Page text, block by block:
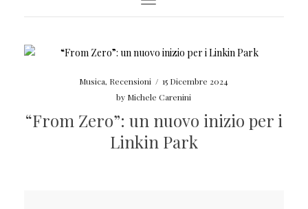
Toggle Navigation
Musica, Recensioni / 15 Dicembre 2024
by Michele Carenini
“From Zero”: un nuovo inizio per i
Linkin Park